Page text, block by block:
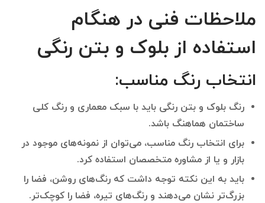
ملاحظات فنی در هنگام
استفاده از بلوک و بتن رنگی
انتخاب رنگ مناسب:
رنگ بلوک و بتن رنگی باید با سبک معماری و رنگ کلی
ساختمان هماهنگ باشد.
برای انتخاب رنگ مناسب، می‌توان از نمونه‌های موجود در
بازار و یا از مشاوره متخصصان استفاده کرد.
باید به این نکته توجه داشت که رنگ‌های روشن، فضا را
بزرگ‌تر نشان می‌دهند و رنگ‌های تیره، فضا را کوچک‌تر.